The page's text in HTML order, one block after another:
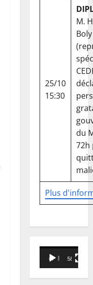
Plus
25/10
15:30
M.
Boly
du
72h
Lecteur
vidéo
00:00 58:18